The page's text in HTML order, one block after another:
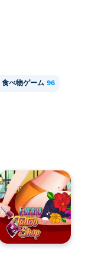
食べ物ゲーム 96